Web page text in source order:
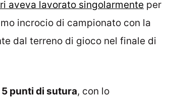
aveva lavorato singolarmente per
incrocio di campionato con la
dal terreno di gioco nel finale di
5 punti di sutura, con lo